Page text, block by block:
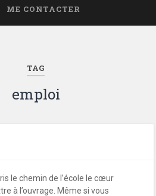
ME CONTACTER
TAG
emploi
le chemin de l’école le cœur
à l’ouvrage. Même si vous